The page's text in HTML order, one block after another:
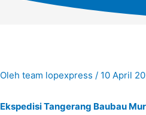
Olehteam lopexpress / 10 April
Ekspedisi Tangerang Baubau